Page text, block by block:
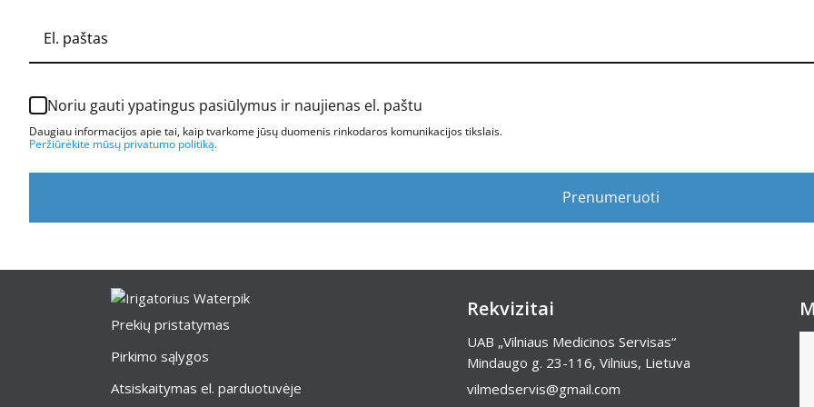
Noriu gauti ypatingus pasiūlymus ir naujienas el. paštu
Daugiau informacijos apie tai, kaip tvarkome jūsų duomenis rinkodaros komunikacijos tikslais.
Peržiūrėkite mūsų privatumo politiką.
Prenumeruoti
Prekių pristatymas
Pirkimo sąlygos
Atsiskaitymas el. parduotuvėje
Rekvizitai
UAB „Vilniaus Medicinos Servisas“
Mindaugo g. 23-116, Vilnius, Lietuva
vilmedservis@gmail.com